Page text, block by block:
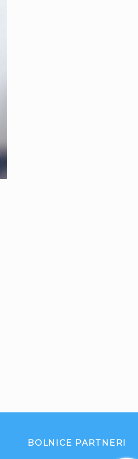
BOLNICE PARTNERI